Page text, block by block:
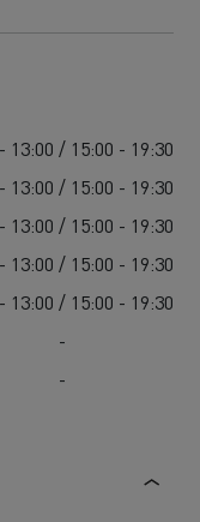
13:00 / 15:00 - 19:30
13:00 / 15:00 - 19:30
13:00 / 15:00 - 19:30
13:00 / 15:00 - 19:30
13:00 / 15:00 - 19:30
-
-